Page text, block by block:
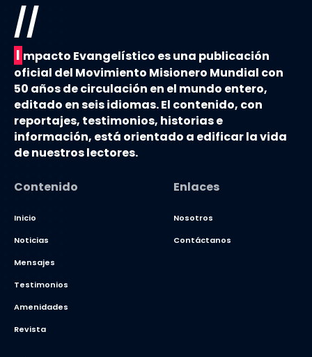
//
I mpacto Evangelístico es una publicación
oficial del Movimiento Misionero Mundial con
50 años de circulación en el mundo entero,
editado en seis idiomas. El contenido, con
reportajes, testimonios, historias e
información, está orientado a edificar la vida
de nuestros lectores.
Contenido
Inicio
Noticias
Mensajes
Testimonios
Amenidades
Revista
Enlaces
Nosotros
Contáctanos